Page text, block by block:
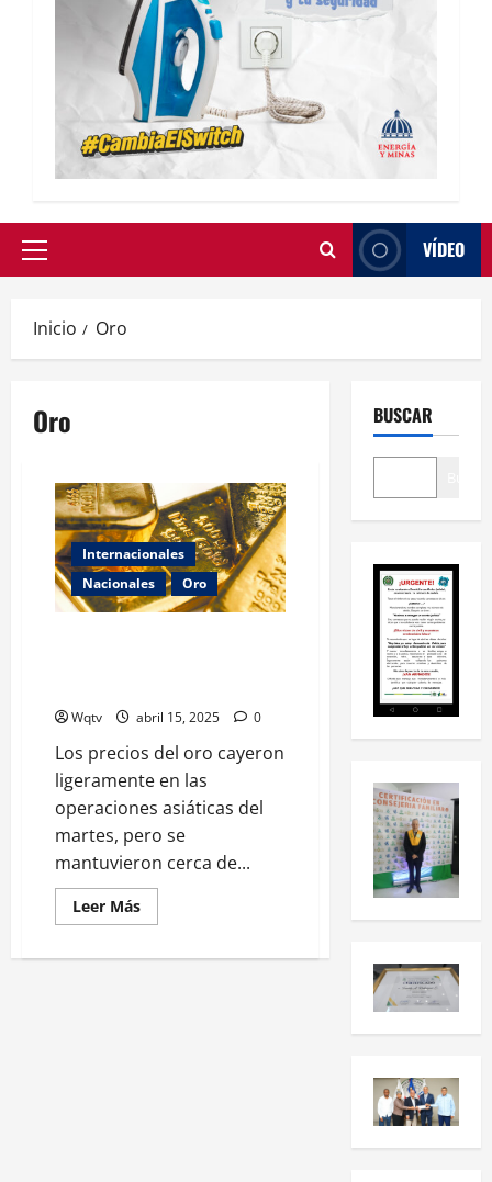
VÍDEO
Inicio Oro
Oro
Internacionales
Nacionales
Oro
Wqtv abril 15, 2025 0
Los precios del oro cayeron
ligeramente en las
operaciones asiáticas del
martes, pero se
mantuvieron cerca de...
Leer Más
BUSCAR